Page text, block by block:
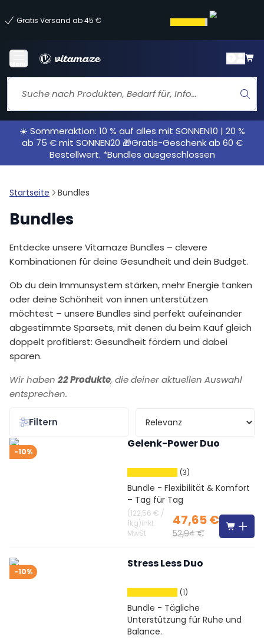
Gratis Versand ab 45 €
Menü
☀️ Sommeraktion: 10 % auf alles mit SONNEN10 | 20 %
ab 75 € mit SONNEN20 🎁Gratis-Geschenk ab 60 €
Bestellwert. *Bundles ausgeschlossen
Startseite Bundles
Bundles
Entdecke unsere Vitamaze Bundles – clevere
Kombinationen für deine Gesundheit und dein Budget.
Ob du dein Immunsystem stärken, mehr Energie tanken
oder deine Schönheit von innen unterstützen
möchtest – unsere Bundles sind perfekt aufeinander
abgestimmte Sparsets, mit denen du beim Kauf gleich
doppelt profitierst: Gesundheit fördern und dabei
sparen.
Wir haben 22 Produkte, die deiner aktuellen Auswahl
entsprechen.
Filtern
-10%
Gelenk-Power Duo
(3)
Bundle - Flexibilität & Komfort
– Tag für Tag
(122,56 € /
1kg)inkl.
MwSt
47,65 €
52,94 €
-10%
Stress Less Duo
(1)
Bundle - Tägliche
Unterstützung für Ruhe und
Balance.